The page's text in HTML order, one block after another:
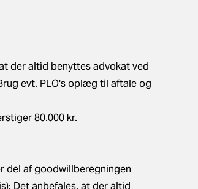
der altid benyttes advokat ved
evt. PLO's oplæg til aftale og
80.000 kr.
del af goodwillberegningen
Det anbefales, at der altid